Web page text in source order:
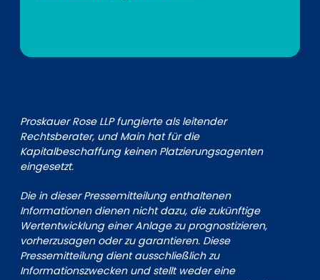
Proskauer Rose LLP fungierte als leitender
Rechtsberater, und Main hat für die
Kapitalbeschaffung keinen Platzierungsagenten
eingesetzt.
Die in dieser Pressemitteilung enthaltenen
Informationen dienen nicht dazu, die zukünftige
Wertentwicklung einer Anlage zu prognostizieren,
vorherzusagen oder zu garantieren. Diese
Pressemitteilung dient ausschließlich zu
Informationszwecken und stellt weder eine